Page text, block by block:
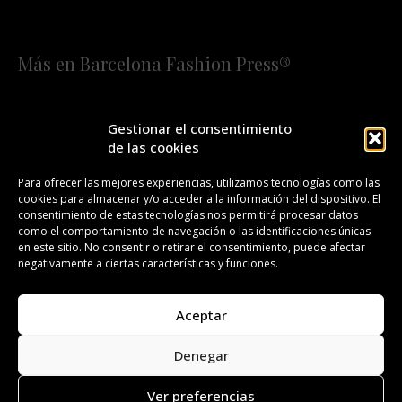
Gestionar el consentimiento
de las cookies
Para ofrecer las mejores experiencias, utilizamos tecnologías como las
cookies para almacenar y/o acceder a la información del dispositivo. El
consentimiento de estas tecnologías nos permitirá procesar datos
como el comportamiento de navegación o las identificaciones únicas
en este sitio. No consentir o retirar el consentimiento, puede afectar
negativamente a ciertas características y funciones.
Aceptar
Denegar
Ver preferencias
Más en Barcelona Fashion Press®
¡SUSCRÍBETE A NUESTRA FASHION NEWS!
CONTACTO REDACCIÓN PUBLICIDAD
ISSN 2385-4839 DL B 27443-2014
Todos los derechos reservados. Copyright 2008-2024.
Barcelona Fashion Press®/™ es una marca registrada.